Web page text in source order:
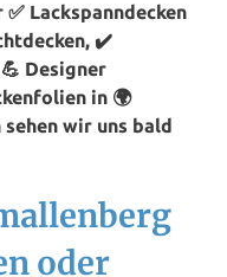
Lackspanndecken
✔️
💪 Designer
in 🌍
wir uns bald
oder